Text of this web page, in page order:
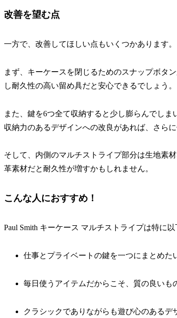
改善を望む点
一方で、改善してほしい点もいくつかあります。
まず、キーケースを閉じるためのスナップボタ
し耐久性の高い留め具だと安心できるでしょう。
また、鍵を6つ全て収納すると少し膨らんでし
収納力のあるデザインへの改良があれば、さら
そして、内側のマルチストライプ部分は生地素
革素材だと耐久性が増すかもしれません。
こんな人におすすめ！
Paul Smith キーケース マルチストライプは特に
仕事とプライベートの鍵を一つにまとめた
毎日使うアイテムだからこそ、質の良いも
クラシックでありながらも遊び心のあるデ